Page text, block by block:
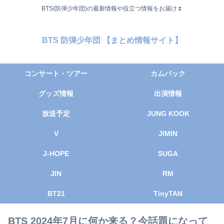
BTS(防弾少年団)の最新情報や役立つ情報をお届け🌷
BTS 防弾少年団 【まとめ情報サイト】
コンサート・ツアー カムバック
グッズ情報 出演情報
放送予定 JUNG KOOK
V JIMIN
J-HOPE SUGA
JIN RM
BT21 TinyTAN
BTS 2024年7月に何か来る？今話題になって